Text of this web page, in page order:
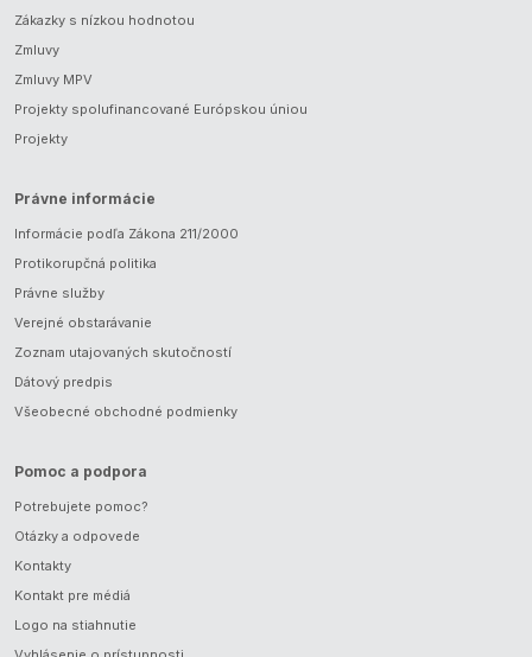
Zákazky s nízkou hodnotou
Zmluvy
Zmluvy MPV
Projekty spolufinancované Európskou úniou
Projekty
Právne informácie
Informácie podľa Zákona 211/2000
Protikorupčná politika
Právne služby
Verejné obstarávanie
Zoznam utajovaných skutočností
Dátový predpis
Všeobecné obchodné podmienky
Pomoc a podpora
Potrebujete pomoc?
Otázky a odpovede
Kontakty
Kontakt pre médiá
Logo na stiahnutie